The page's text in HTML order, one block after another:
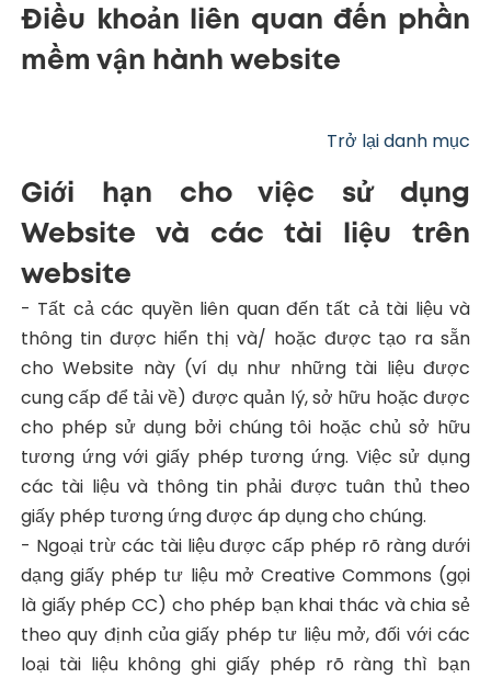
Điều khoản liên quan đến phần
mềm vận hành website
Trở lại danh mục
Giới hạn cho việc sử dụng
Website và các tài liệu trên
website
- Tất cả các quyền liên quan đến tất cả tài liệu và
thông tin được hiển thị và/ hoặc được tạo ra sẵn
cho Website này (ví dụ như những tài liệu được
cung cấp để tải về) được quản lý, sở hữu hoặc được
cho phép sử dụng bởi chúng tôi hoặc chủ sở hữu
tương ứng với giấy phép tương ứng. Việc sử dụng
các tài liệu và thông tin phải được tuân thủ theo
giấy phép tương ứng được áp dụng cho chúng.
- Ngoại trừ các tài liệu được cấp phép rõ ràng dưới
dạng giấy phép tư liệu mở Creative Commons (gọi
là giấy phép CC) cho phép bạn khai thác và chia sẻ
theo quy định của giấy phép tư liệu mở, đối với các
loại tài liệu không ghi giấy phép rõ ràng thì bạn